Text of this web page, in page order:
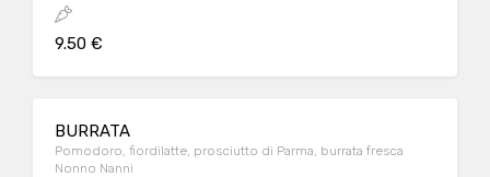
9.50 €
BURRATA
Pomodoro, fiordilatte, prosciutto di Parma, burrata fresca
Nonno Nanni